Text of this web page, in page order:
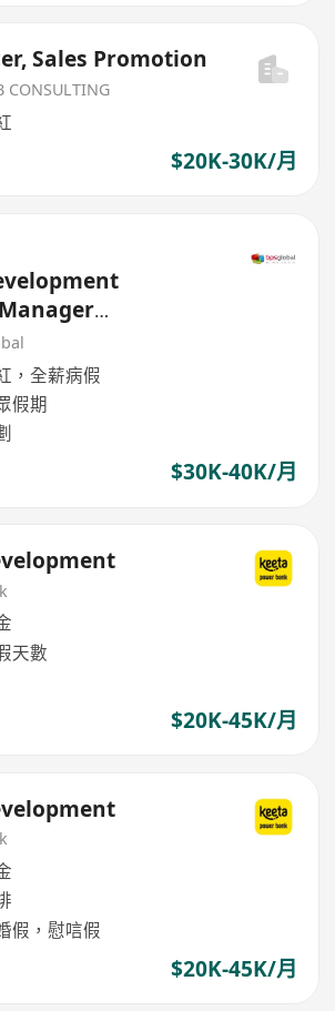
Sales Promotion
CONSULTING
$20K-30K/月
Company)
，全薪病假
假期
$30K-40K/月
天數
$20K-45K/月
假，慰唁假
$20K-45K/月